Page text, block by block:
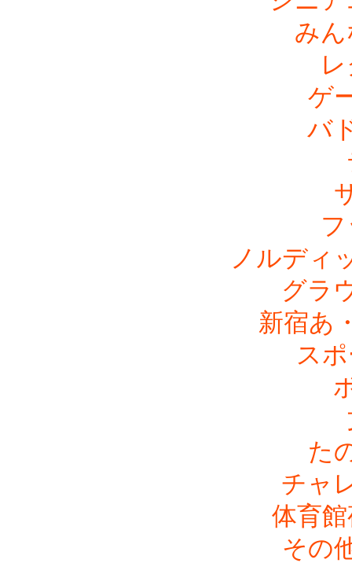
み
ゲ
バ
ノルディ
グラ
新宿あ
ス
た
チャ
体育
その